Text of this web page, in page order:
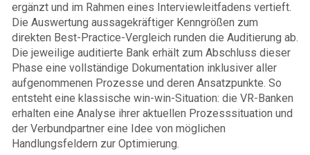
ergänzt und im Rahmen eines Interviewleitfadens vertieft.
Die Auswertung aussagekräftiger Kenngrößen zum
direkten Best-Practice-Vergleich runden die Auditierung ab.
Die jeweilige auditierte Bank erhält zum Abschluss dieser
Phase eine vollständige Dokumentation inklusiver aller
aufgenommenen Prozesse und deren Ansatzpunkte. So
entsteht eine klassische win-win-Situation: die VR-Banken
erhalten eine Analyse ihrer aktuellen Prozesssituation und
der Verbundpartner eine Idee von möglichen
Handlungsfeldern zur Optimierung.